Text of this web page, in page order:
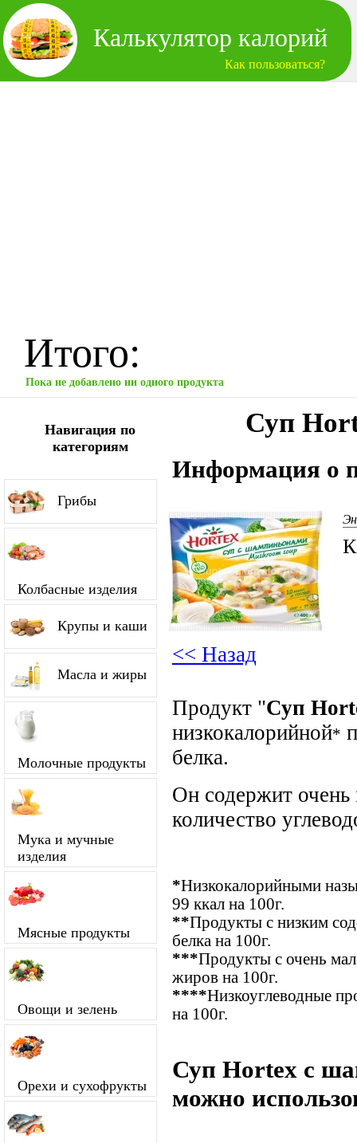
Калькулятор калорий
Как пользоваться?
Итого:
Пока не добавлено ни одного продукта
Навигация по
категориям
Грибы
Колбасные изделия
Крупы и каши
Масла и жиры
Молочные продукты
Мука и мучные
изделия
Мясные продукты
Овощи и зелень
Орехи и сухофрукты
Суп
Информация о
<< Назад
Продукт "Суп
низкокалорийной*
белка.
Он содержит очень
количество
*Низкокалорийными
99 ккал на 100г.
**Продукты с низким
белка на 100г.
***Продукты с очень
жиров на 100г.
****Низкоуглеводные
на 100г.
Суп Hortex с
можно